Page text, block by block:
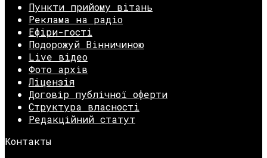
Пункти прийому вітань
Реклама на радіо
Ефіри-гості
Подорожуй Вінничиною
Live відео
Фото архів
Ліцензія
Договір публічної оферти
Структура власності
Редакційний статут
Контакты